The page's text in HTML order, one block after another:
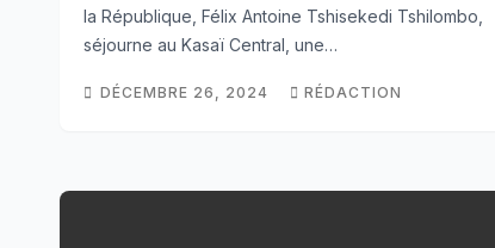
la République, Félix Antoine Tshisekedi Tshilombo,
séjourne au Kasaï Central, une…
DÉCEMBRE 26, 2024 RÉDACTION